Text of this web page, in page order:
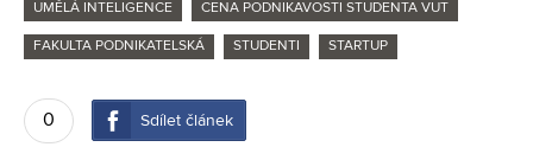
UMĚLÁ INTELIGENCE CENA PODNIKAVOSTI STUDENTA VUT
FAKULTA PODNIKATELSKÁ STUDENTI STARTUP
0 Sdílet článek